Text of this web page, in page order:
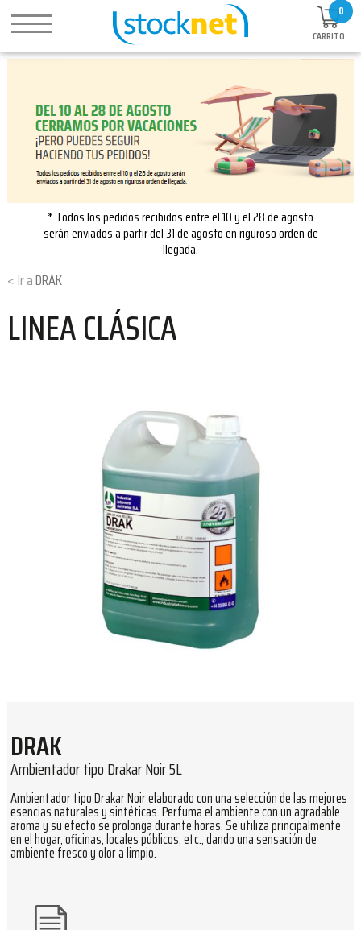
0
CARRITO
* Todos los pedidos recibidos entre el 10 y el 28 de agosto
serán enviados a partir del 31 de agosto en riguroso orden de
llegada.
DRAK
LINEA CLÁSICA
DRAK
Ambientador tipo Drakar Noir 5L
Ambientador tipo Drakar Noir elaborado con una selección de las mejores
esencias naturales y sintéticas. Perfuma el ambiente con un agradable
aroma y su efecto se prolonga durante horas. Se utiliza principalmente
en el hogar, oficinas, locales públicos, etc., dando una sensación de
ambiente fresco y olor a limpio.